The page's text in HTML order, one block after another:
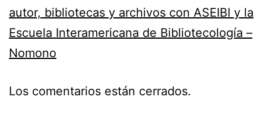
autor, bibliotecas y archivos con ASEIBI y la
Escuela Interamericana de Bibliotecología –
Nomono
Los comentarios están cerrados.